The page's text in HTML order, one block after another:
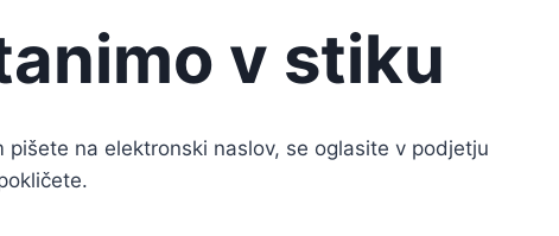
v stiku
pišete na elektronski naslov, se oglasite v podjetju